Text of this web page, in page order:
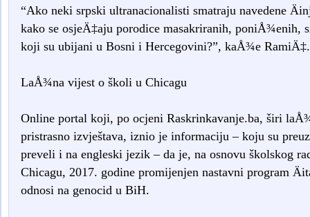
“Ako neki srpski ultranacionalisti smatraju navedene
kako se osjeÄ‡aju porodice masakriranih, poniÅ¾enih,
koji su ubijani u Bosni i Hercegovini?”, kaÅ¾e RamiÄ‡.
LaÅ¾na vijest o školi u Chicagu
Online portal koji, po ocjeni Raskrinkavanje.ba, širi
pristrasno izvještava, iznio je informaciju – koju su
preveli i na engleski jezik – da je, na osnovu školskog
Chicagu, 2017. godine promijenjen nastavni program
odnosi na genocid u BiH.